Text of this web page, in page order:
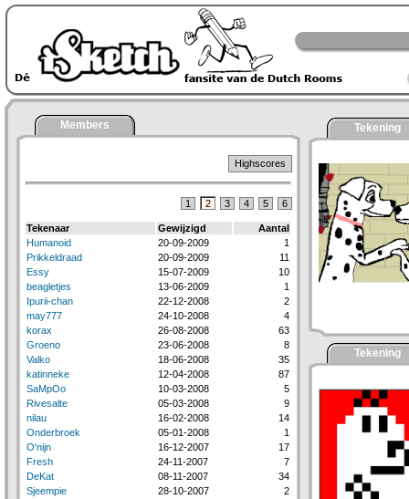
Members
Highscores
1 2 3 4 5 6
Tekenaar Gewijzigd
Aantal
Humanoid
20-09-2009
1
Prikkeldraad
20-09-2009
11
Essy
15-07-2009
10
beagletjes
13-06-2009
1
Ipurii-chan
22-12-2008
2
may777
24-10-2008
4
korax
26-08-2008
63
Groeno
23-06-2008
8
Valko
18-06-2008
35
katinneke
12-04-2008
87
SaMpOo
10-03-2008
5
Rivesalte
05-03-2008
9
nilau
16-02-2008
14
Onderbroek
05-01-2008
1
O'nijn
16-12-2007
17
Fresh
24-11-2007
7
DeKat
08-11-2007
34
Sjeempie
28-10-2007
2
Tekening
Tekening